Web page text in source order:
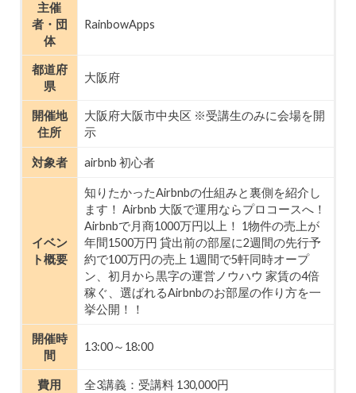
主催
者・団
体
RainbowApps
都道府
県
大阪府
開催地
住所
大阪府大阪市中央区 ※受講生のみに会場を開
示
対象者 airbnb 初心者
イベン
ト概要
知りたかったAirbnbの仕組みと裏側を紹介し
ます！ Airbnb 大阪で運用ならプロコースへ！
Airbnbで月商1000万円以上！ 1物件の売上が
年間1500万円 貸出前の部屋に2週間の先行予
約で100万円の売上 1週間で5軒同時オープ
ン、初月から黒字の運営ノウハウ 家賃の4倍
稼ぐ、選ばれるAirbnbのお部屋の作り方を一
挙公開！！
開催時
間
13:00～18:00
費用 全3講義：受講料 130,000円